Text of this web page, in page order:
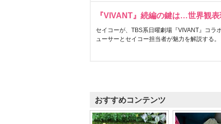
『VIVANT』続編の鍵は…世界観
セイコーが、TBS系日曜劇場『VIVANT』コラ
ューサーとセイコー担当者が魅力を解説する。
おすすめコンテンツ